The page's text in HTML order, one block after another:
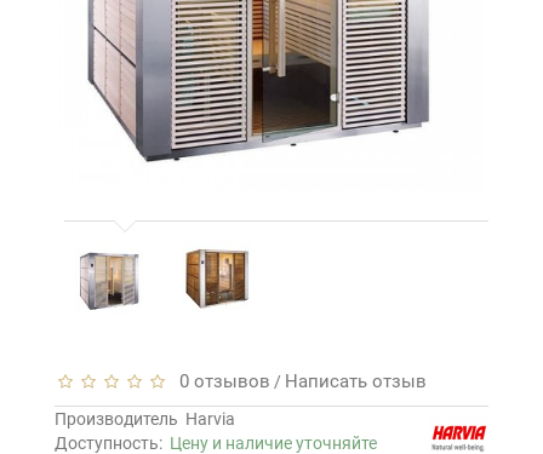
0 отзывов / Написать отзыв
Производитель Harvia
Доступность: Цену и наличие уточняйте